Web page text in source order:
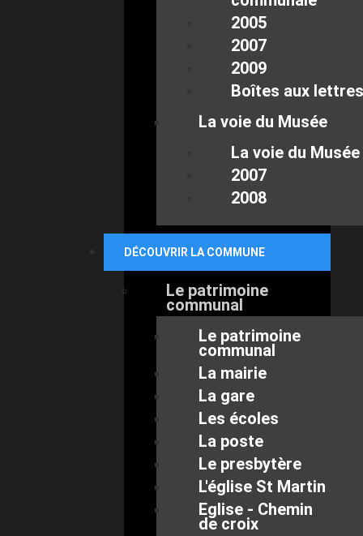
2005
2007
2009
Boîtes aux lettres
La voie du Musée
La voie du Musée
2007
2008
DÉCOUVRIR LA COMMUNE
Le patrimoine
communal
Le patrimoine
communal
La mairie
La gare
Les écoles
La poste
Le presbytère
L'église St Martin
Eglise - Chemin
de croix